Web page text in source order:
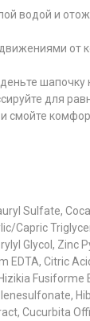
водой и
от
шапочку
для
смойте
Sulfate,
Capric
Glycol, Zinc
EDTA, Citric
Fusiforme
Cucurbita